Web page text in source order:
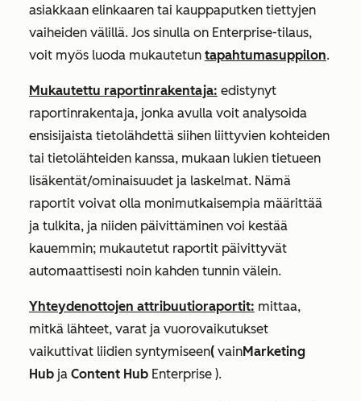
asiakkaan elinkaaren tai kauppaputken tiettyjen
vaiheiden välillä. Jos sinulla on Enterprise-tilaus,
voit myös luoda mukautetun tapahtumasuppilon.
Mukautettu raportinrakentaja: edistynyt
raportinrakentaja, jonka avulla voit analysoida
ensisijaista tietolähdettä siihen liittyvien kohteiden
tai tietolähteiden kanssa, mukaan lukien tietueen
lisäkentät/ominaisuudet ja laskelmat. Nämä
raportit voivat olla monimutkaisempia määrittää
ja tulkita, ja niiden päivittäminen voi kestää
kauemmin; mukautetut raportit päivittyvät
automaattisesti noin kahden tunnin välein.
Yhteydenottojen attribuutioraportit: mittaa,
mitkä lähteet, varat ja vuorovaikutukset
vaikuttivat liidien syntymiseen( vainMarketing
Hub ja Content Hub Enterprise ).